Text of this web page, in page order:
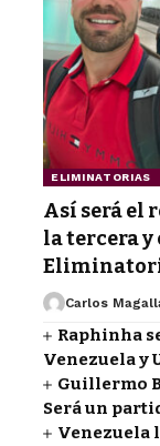
ELIMINATORIAS
Así será el
la tercera
Carlos
Raphinha
Venezuela y
Guillermo
Será un
Venezuela